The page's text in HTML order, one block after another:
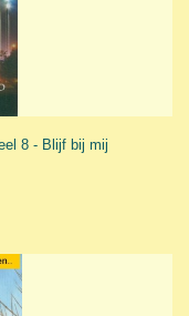
8 - Blijf bij mij